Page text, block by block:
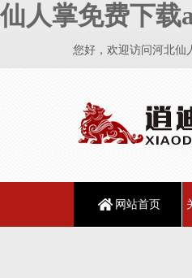
仙人掌免费下载
您好，欢迎访问河北
网站首页